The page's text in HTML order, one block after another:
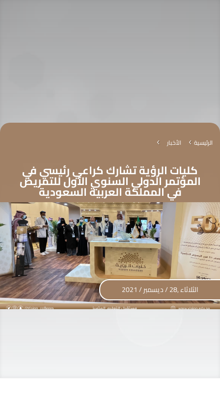
الرئيسية 4 الأخبار 4
كليات الرؤية تشارك كراعي رئيسي في
المؤتمر الدولي السنوي الأول للتمريض
في المملكة العربية السعودية
الثلاثاء ,28 / ديسمبر / 2021